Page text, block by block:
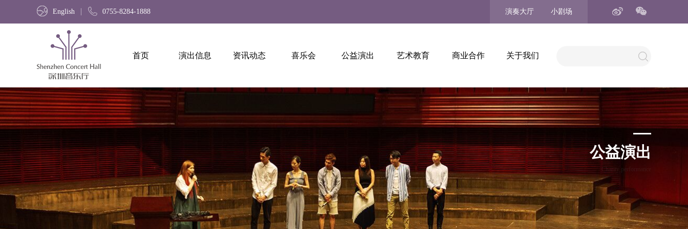
English 0755-8284-1888 演奏大厅 小剧场
首页 演出信息 资讯动态 喜乐会 公益演出 艺术教育 商业合作 关于我们
公益演出
Charity performance